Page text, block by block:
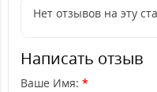
Нет отзывов на эту
Написать отзыв
Ваше Имя: